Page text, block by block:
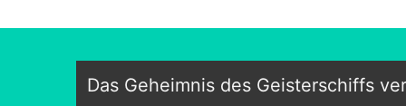
Das Geheimnis des Geisterschiffs